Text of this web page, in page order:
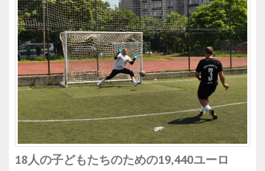
18人の子どもたちのための19,440ユーロ